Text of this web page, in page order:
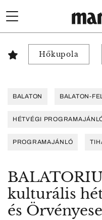
Hőkupola
BALATON BALATON-
HÉTVÉGI
PROGRAMAJÁNLÓ
kulturális
és